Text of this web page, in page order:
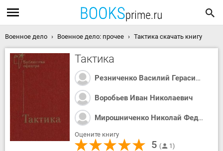
Военное дело Военное дело: прочее Тактика скачать книгу
Тактика
Резниченко Василий Герасимович
Воробьев Иван Николаевич
Мирошниченко Николай Федорович
Оцените книгу
5 1